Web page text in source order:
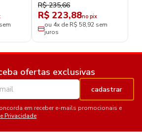
R$ 235,66
R$ 223,88no pix
ou 4x de R$ 58,92 sem
juros
ofertas exclusivas
cadastrar
em receber e-mails promocionais e
Privacidade